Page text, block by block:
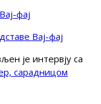
фај
Вај-фај
је интервју са
сарадницом